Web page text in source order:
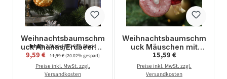
Weihnachtsbaumschm
uck Ananas/Erdbeere -
Glas -
Christbaumschmuck -
H: 12cm/9cm
Inhalt:2 Stück(4,80 € / 1 Stück)
Verkaufspreis:
9,59 € Regulärer Preis:
11,99 €(20.02% gespart)
Preise inkl. MwSt. zzgl.
Versandkosten
Weihnachtsbaumschm
uck Mäuschen mit
Donut -
Christbaumschmuck -
Glas - H: 11,5cm
Regulärer Preis:
15,59 €
Preise inkl. MwSt. zzgl.
Versandkosten